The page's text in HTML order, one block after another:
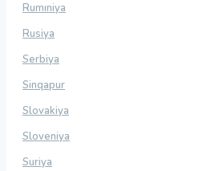
Rumıniya
Rusiya
Serbiya
Sinqapur
Slovakiya
Sloveniya
Suriya